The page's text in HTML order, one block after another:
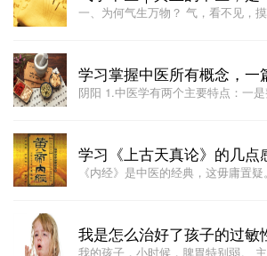
一、为何气生万物？ 气，看不见，
学习掌握中医所有概念，一
阴阳 1.中医学有两个主要特点：一
学习《上古天真论》的几点
《内经》是中医的经典，这毋庸置
我是怎么治好了孩子的过敏
我的孩子，小时候，脾胃特别弱。